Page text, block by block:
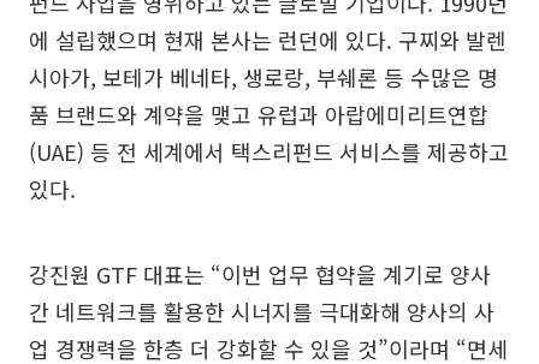
에 설립했으며 현재 본사는 런던에 있다. 구찌와 발렌
시아가, 보테가 베네타, 생로랑, 부쉐론 등 수많은 명
품 브랜드와 계약을 맺고 유럽과 아랍에미리트연합
(UAE) 등 전 세계에서 택스리펀드 서비스를 제공하고
있다.
강진원 GTF 대표는 “이번 업무 협약을 계기로 양사
간 네트워크를 활용한 시너지를 극대화해 양사의 사
업 경쟁력을 한층 더 강화할 수 있을 것”이라며 “면세